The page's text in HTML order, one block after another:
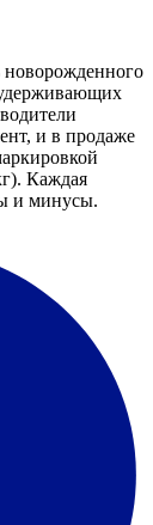
новорожденного
и в продаже
Каждая
и минусы.